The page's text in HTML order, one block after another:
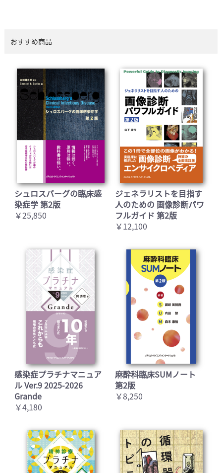
おすすめ商品
シュロスバーグの臨床感
染症学 第2版
￥25,850
ジェネラリストを目指す
人のための 画像診断パワ
フルガイド 第2版
￥12,100
感染症プラチナマニュア
ル Ver.9 2025-2026
Grande
￥4,180
麻酔科臨床SUMノート
第2版
￥8,250